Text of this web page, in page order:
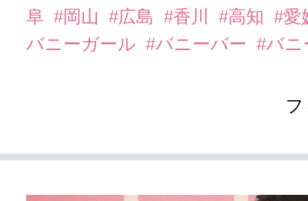
阜 #岡山 #広島 #香川 #高知 #愛
バニーガール #バニーバー #バ